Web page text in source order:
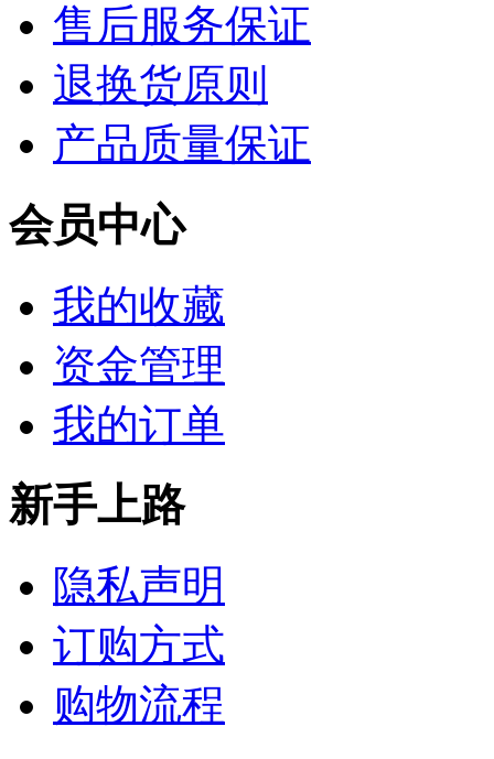
售后服务保证
退换货原则
产品质量保证
会员中心
我的收藏
资金管理
我的订单
新手上路
隐私声明
订购方式
购物流程